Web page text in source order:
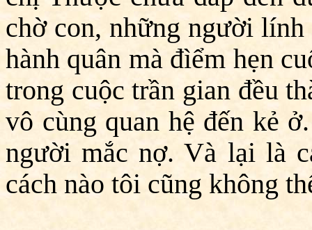
chờ con, những người
hành quân mà đìểm hẹn
trong cuộc trần gian đều
vô cùng quan hệ đến kẻ
người mắc nợ. Và lại là
cách nào tôi cũng không